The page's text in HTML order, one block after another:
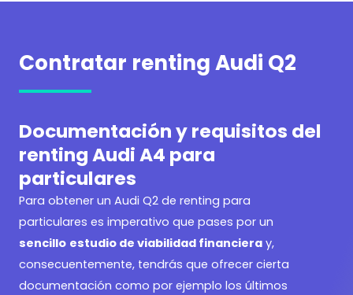
Contratar renting Audi Q2
Documentación y requisitos del
renting Audi A4 para
particulares
Para obtener un Audi Q2 de renting para
particulares es imperativo que pases por un
sencillo estudio de viabilidad financiera y,
consecuentemente, tendrás que ofrecer cierta
documentación como por ejemplo los últimos